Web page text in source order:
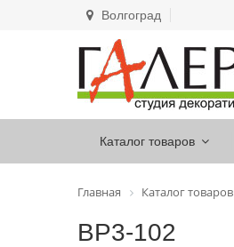
Волгоград
Каталог товаров
Главная Каталог товаров
ВР3-102